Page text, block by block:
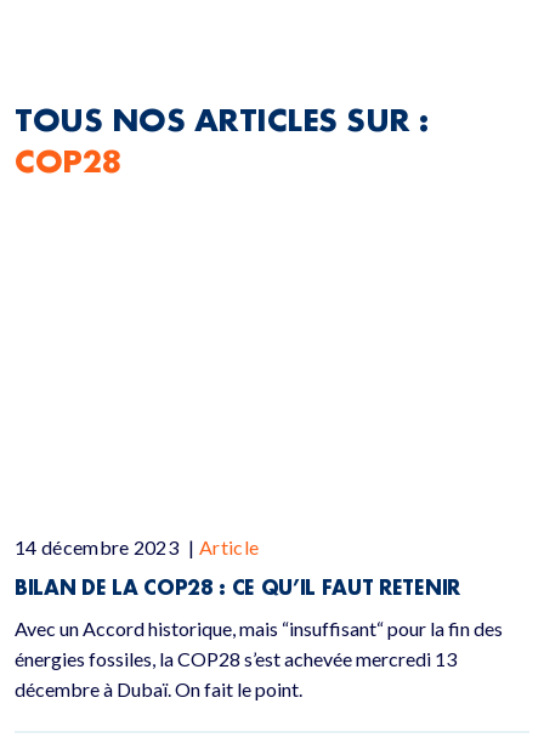
TOUS NOS ARTICLES SUR :
COP28
14 décembre 2023 | Article
BILAN DE LA COP28 : CE QU’IL FAUT RETENIR
Avec un Accord historique, mais “insuffisant“ pour la fin des
énergies fossiles, la COP28 s’est achevée mercredi 13
décembre à Dubaï. On fait le point.